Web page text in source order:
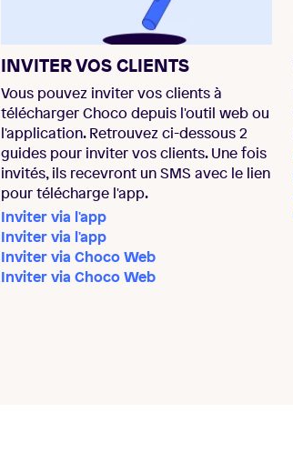
INVITER VOS CLIENTS
Vous pouvez inviter vos clients à
télécharger Choco depuis l'outil web ou
l'application. Retrouvez ci-dessous 2
guides pour inviter vos clients. Une fois
invités, ils recevront un SMS avec le lien
pour télécharge l'app.
Inviter via l'app
Inviter via l'app
Inviter via Choco Web
Inviter via Choco Web